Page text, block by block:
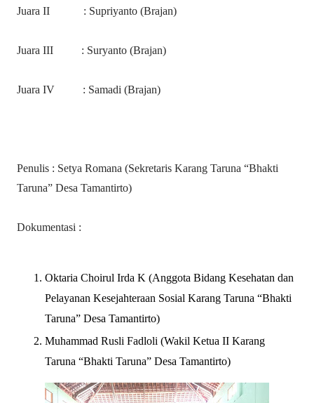
Juara II : Supriyanto (Brajan)
Juara III : Suryanto (Brajan)
Juara IV : Samadi (Brajan)
Penulis : Setya Romana (Sekretaris Karang Taruna “Bhakti
Taruna” Desa Tamantirto)
Dokumentasi :
Oktaria Choirul Irda K (Anggota Bidang Kesehatan dan
Pelayanan Kesejahteraan Sosial Karang Taruna “Bhakti
Taruna” Desa Tamantirto)
Muhammad Rusli Fadloli (Wakil Ketua II Karang
Taruna “Bhakti Taruna” Desa Tamantirto)